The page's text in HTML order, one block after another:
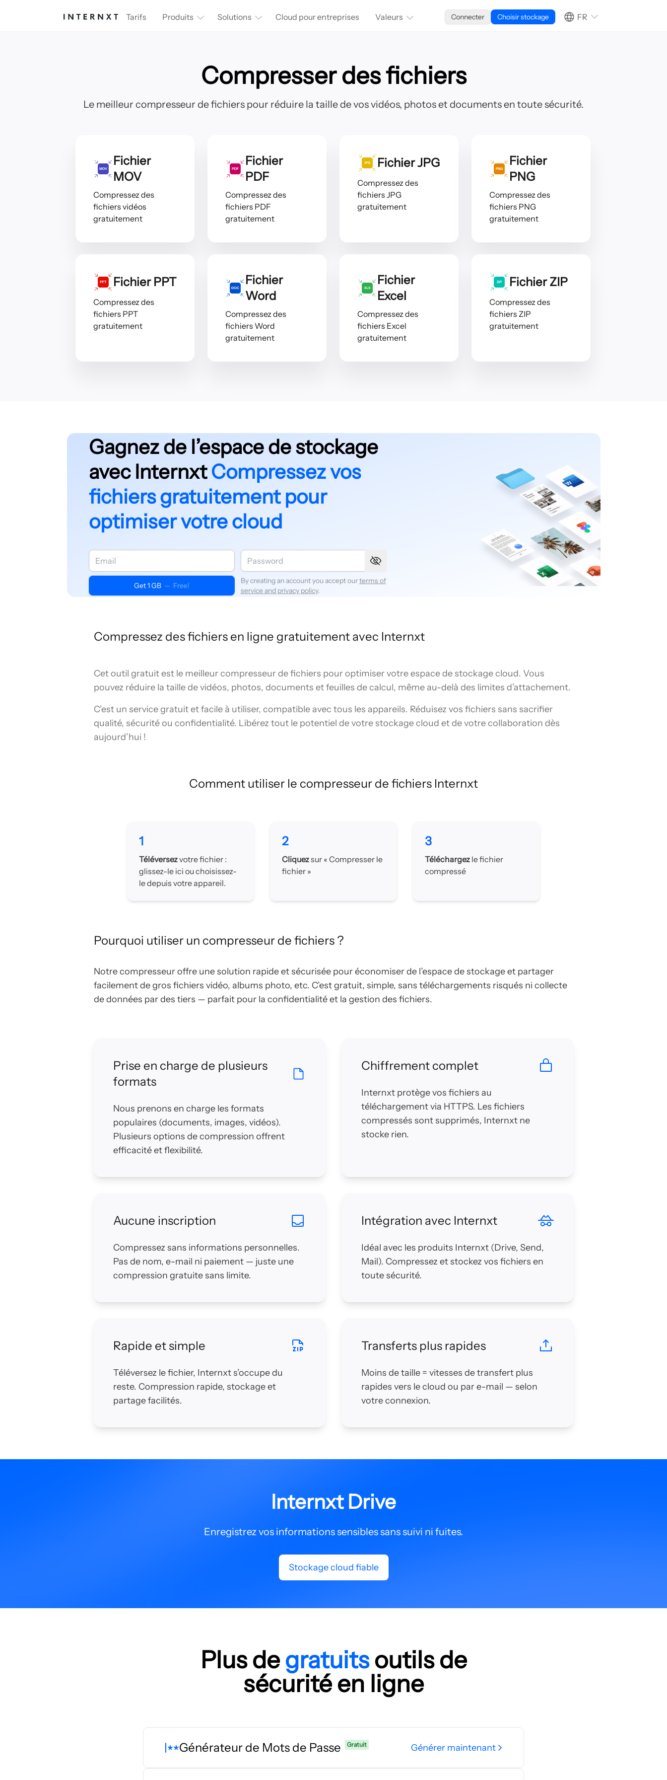
Tarifs Produits Solutions Cloud pour entreprises Valeurs Connecter Choisir stockage FR
Compresser des fichiers
Le meilleur compresseur de fichiers pour réduire la taille de vos vidéos, photos et documents en toute sécurité.
Fichier
MOV
Compressez des
fichiers vidéos
gratuitement
Fichier
PDF
Compressez des
fichiers PDF
gratuitement
Fichier JPG
Compressez des
fichiers JPG
gratuitement
Fichier
PNG
Compressez des
fichiers PNG
gratuitement
Fichier PPT
Compressez des
fichiers PPT
gratuitement
Fichier
Word
Compressez des
fichiers Word
gratuitement
Fichier
Excel
Compressez des
fichiers Excel
gratuitement
Fichier ZIP
Compressez des
fichiers ZIP
gratuitement
Gagnez de l’espace de stockage
avec Internxt Compressez vos
fichiers gratuitement pour
optimiser votre cloud
Get 1 GB — Free!
By creating an account you accept ourterms of
service and privacy policy.
Compressez des fichiers en ligne gratuitement avec Internxt
Cet outil gratuit est le meilleur compresseur de fichiers pour optimiser votre espace de stockage cloud. Vous
pouvez réduire la taille de vidéos, photos, documents et feuilles de calcul, même au-delà des limites d’attachement.
C’est un service gratuit et facile à utiliser, compatible avec tous les appareils. Réduisez vos fichiers sans sacrifier
qualité, sécurité ou confidentialité. Libérez tout le potentiel de votre stockage cloud et de votre collaboration dès
aujourd’hui !
Comment utiliser le compresseur de fichiers Internxt
1
Téléversezvotre fichier :
glissez-le ici ou choisissez-
le depuis votre appareil.
2
Cliquezsur « Compresser le
fichier »
3
Téléchargez le fichier
compressé
Pourquoi utiliser un compresseur de fichiers ?
Notre compresseur offre une solution rapide et sécurisée pour économiser de l’espace de stockage et partager
facilement de gros fichiers vidéo, albums photo, etc. C’est gratuit, simple, sans téléchargements risqués ni collecte
de données par des tiers — parfait pour la confidentialité et la gestion des fichiers.
Prise en charge de plusieurs
formats
Nous prenons en charge les formats
populaires (documents, images, vidéos).
Plusieurs options de compression offrent
efficacité et flexibilité.
Chiffrement complet
Internxt protège vos fichiers au
téléchargement via HTTPS. Les fichiers
compressés sont supprimés, Internxt ne
stocke rien.
Aucune inscription
Compressez sans informations personnelles.
Pas de nom, e-mail ni paiement — juste une
compression gratuite sans limite.
Intégration avec Internxt
Idéal avec les produits Internxt (Drive, Send,
Mail). Compressez et stockez vos fichiers en
toute sécurité.
Rapide et simple
Téléversez le fichier, Internxt s’occupe du
reste. Compression rapide, stockage et
partage facilités.
Transferts plus rapides
Moins de taille = vitesses de transfert plus
rapides vers le cloud ou par e-mail — selon
votre connexion.
Internxt Drive
Enregistrez vos informations sensibles sans suivi ni fuites.
Stockage cloud fiable
Plus degratuitsoutils de
sécurité en ligne
Générateur de Mots de Passe Gratuit Générer maintenant